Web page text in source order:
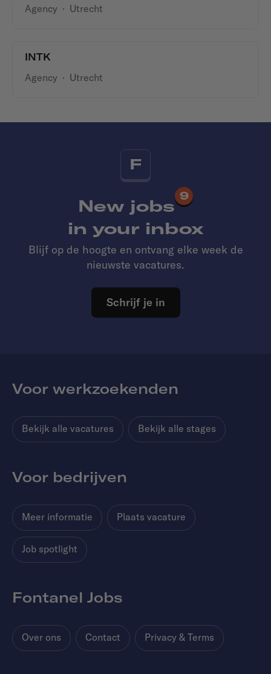
Agency · Utrecht
INTK
Agency · Utrecht
F
New jobs
9
in your inbox
Blijf op de hoogte en ontvang elke week de
nieuwste vacatures.
Schrijf je in
Voor werkzoekenden
Bekijk alle vacatures Bekijk alle stages
Voor bedrijven
Meer informatie Plaats vacature
Job spotlight
Fontanel Jobs
Over ons Contact Privacy & Terms